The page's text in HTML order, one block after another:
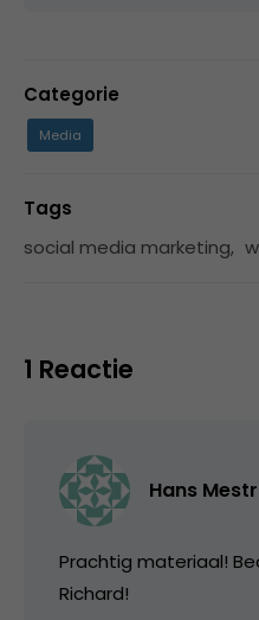
Categorie
Media
Tags
social media marketing,
1 Reactie
Hans
Prachtig materiaal!
Richard!